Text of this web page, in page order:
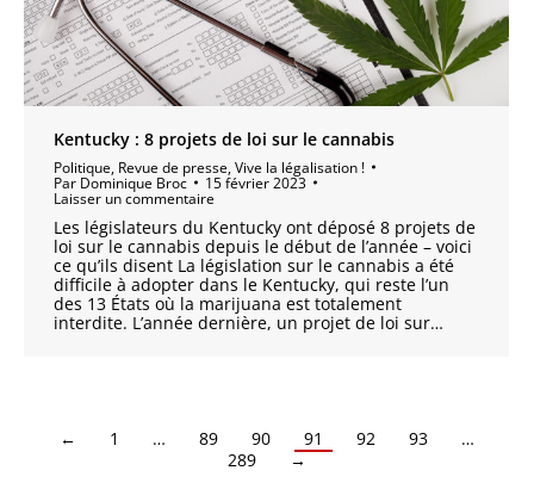
Kentucky : 8 projets de loi sur le cannabis
Politique, Revue de presse,Vive la légalisation !
Par Dominique Broc 15 février 2023
Laisser un commentaire
Les législateurs du Kentucky ont déposé 8 projets de
loi sur le cannabis depuis le début de l’année – voici
ce qu’ils disent La législation sur le cannabis a été
difficile à adopter dans le Kentucky, qui reste l’un
des 13 États où la marijuana est totalement
interdite. L’année dernière, un projet de loi sur…
← 1 … 89 90 91 92 93
…
289
→